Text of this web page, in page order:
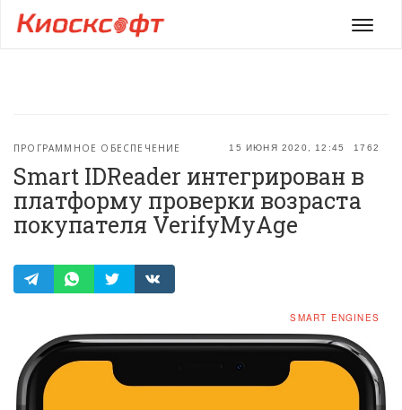
Меню
15 ИЮНЯ 2020, 12:45 1762
ПРОГРАММНОЕ ОБЕСПЕЧЕНИЕ
Smart IDReader интегрирован в
платформу проверки возраста
покупателя VerifyMyAge
SMART ENGINES